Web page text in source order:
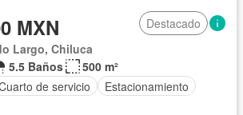
MXN
Destacado
Largo, Chiluca
5.5 Baños
500 m²
de servicio
Estacionamiento